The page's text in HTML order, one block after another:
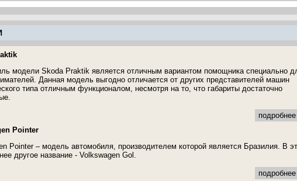
модели Skoda Praktik является отличным вариантом помощника специально
Данная модель выгодно отличается от других представителей машин
типа отличным функционалом, несмотря на то, что габариты достаточно
Pointer
Pointer – модель автомобиля, производителем которой является Бразилия. В
другое название - Volkswagen Gol.